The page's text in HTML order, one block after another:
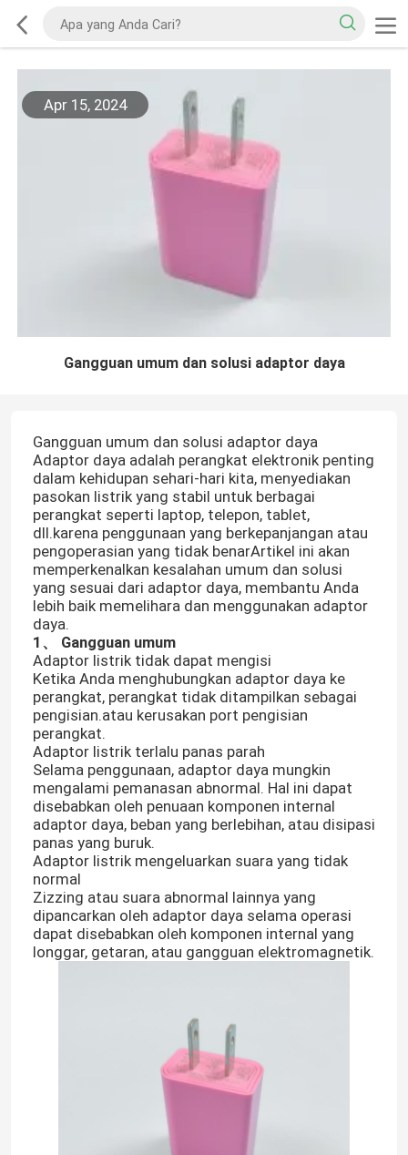
Apr 15, 2024
Gangguan umum dan solusi adaptor daya
Gangguan umum dan solusi adaptor daya
Adaptor daya adalah perangkat elektronik penting
dalam kehidupan sehari-hari kita, menyediakan
pasokan listrik yang stabil untuk berbagai
perangkat seperti laptop, telepon, tablet,
dll.karena penggunaan yang berkepanjangan atau
pengoperasian yang tidak benarArtikel ini akan
memperkenalkan kesalahan umum dan solusi
yang sesuai dari adaptor daya, membantu Anda
lebih baik memelihara dan menggunakan adaptor
daya.
1、 Gangguan umum
Adaptor listrik tidak dapat mengisi
Ketika Anda menghubungkan adaptor daya ke
perangkat, perangkat tidak ditampilkan sebagai
pengisian.atau kerusakan port pengisian
perangkat.
Adaptor listrik terlalu panas parah
Selama penggunaan, adaptor daya mungkin
mengalami pemanasan abnormal. Hal ini dapat
disebabkan oleh penuaan komponen internal
adaptor daya, beban yang berlebihan, atau disipasi
panas yang buruk.
Adaptor listrik mengeluarkan suara yang tidak
normal
Zizzing atau suara abnormal lainnya yang
dipancarkan oleh adaptor daya selama operasi
dapat disebabkan oleh komponen internal yang
longgar, getaran, atau gangguan elektromagnetik.